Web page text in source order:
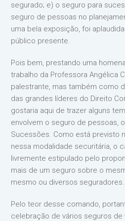
segurado; e) o seguro para
seguro de pessoas no
uma bela exposição, foi
público presente.
Pois bem, prestando uma
trabalho da Professora Angélica
palestrante, mas também como
das grandes líderes do Direito
gostaria aqui de trazer alguns
envolvem o seguro de pessoas,
Sucessões. Como está previsto
nessa modalidade securitária, o
livremente estipulado pelo
mais de um seguro sobre o
mesmo ou diversos seguradores.
Pelo teor desse comando,
celebração de vários seguros de